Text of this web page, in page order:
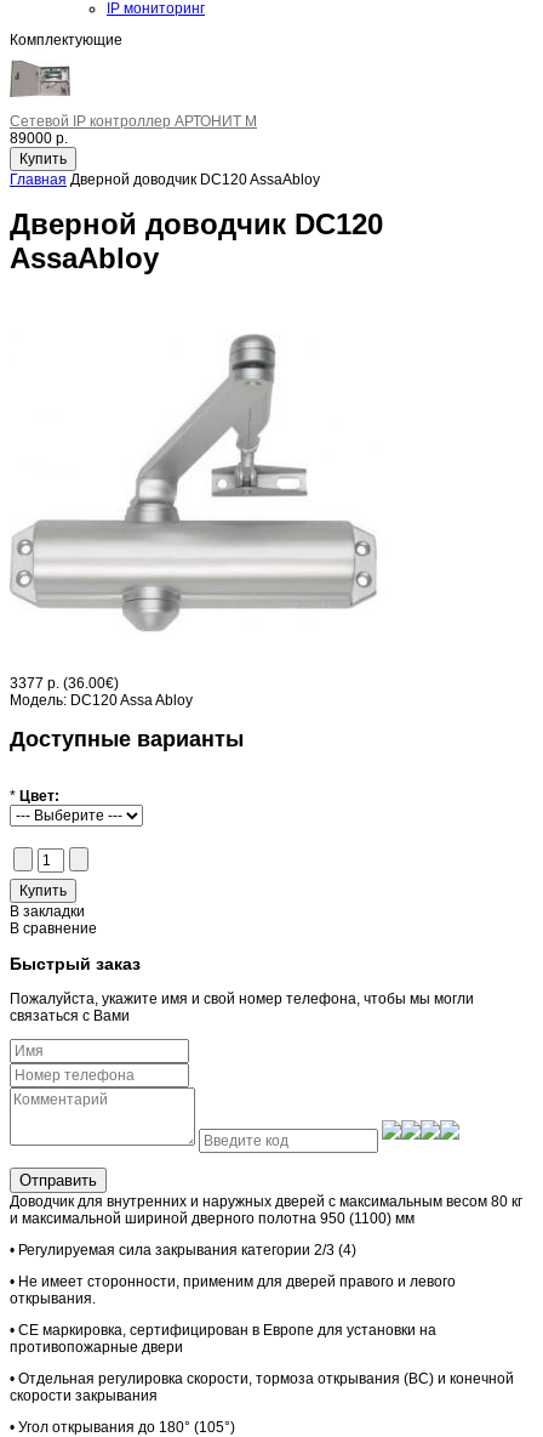
IP мониторинг
Комплектующие
Сетевой IP контроллер АРТОНИТ M
89000 р.
Главная Дверной доводчик DC120 AssaAbloy
Дверной доводчик DC120
AssaAbloy
3377 р. (36.00€)
Модель: DC120 Assa Abloy
Доступные варианты
* Цвет:
В закладки
В сравнение
Быстрый заказ
Пожалуйста, укажите имя и свой номер телефона, чтобы мы могли
связаться с Вами
Отправить
Доводчик для внутренних и наружных дверей с максимальным весом 80 кг
и максимальной шириной дверного полотна 950 (1100) мм
• Регулируемая сила закрывания категории 2/3 (4)
• Не имеет сторонности, применим для дверей правого и левого
открывания.
• СЕ маркировка, сертифицирован в Европе для установки на
противопожарные двери
• Отдельная регулировка скорости, тормоза открывания (ВС) и конечной
скорости закрывания
• Угол открывания до 180° (105°)